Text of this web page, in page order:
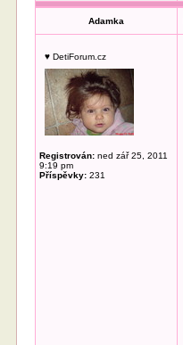
Adamka
♥ DetiForum.cz
Registrován: ned zář 25, 2011
9:19 pm
Příspěvky: 231